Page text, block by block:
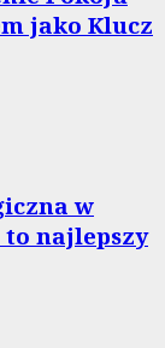
jako Klucz
w
to najlepszy